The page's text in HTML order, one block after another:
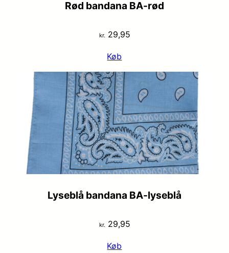
Rød bandana BA-rød
kr.29,95
Køb
Lyseblå bandana BA-lyseblå
kr. 29,95
Køb